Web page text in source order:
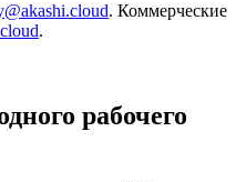
. Коммерческие
.
рабочего